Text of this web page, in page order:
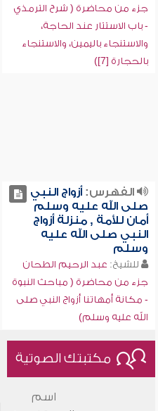
جزء من محاضرة ( شرح الترمذي
- باب الاستتار عند الحاجة،
والاستنجاء باليمين، والاستنجاء
بالحجارة [7])
الفهرس:أزواج النبي
صلى الله عليه وسلم
أمان للأمة , منزلة أزواج
النبي صلى الله عليه
وسلم
للشيخ: عبد الرحيم الطحان
جزء من محاضرة ( مباحث النبوة
- مكانة أمهاتنا أزواج النبي صلى
الله عليه وسلم)
مكتبتك الصوتية
اسم